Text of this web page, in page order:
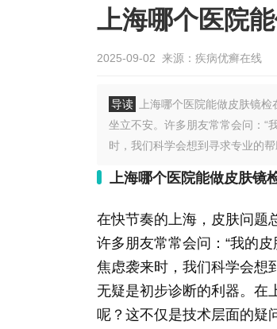
上海哪个医院
2025-09-02 来源： 疾病优癣在线
导读
上海哪个医院能做皮肤镜
坐立不安。许多朋友常常会问：“
时，我们科学会想到寻求专业的
上海哪个医院能做皮肤镜
在快节奏的上海，皮肤问题
许多朋友常常会问：“我的
焦虑袭来时，我们科学会想
无疑是初步诊断的利器。在
呢？这不仅是技术层面的疑